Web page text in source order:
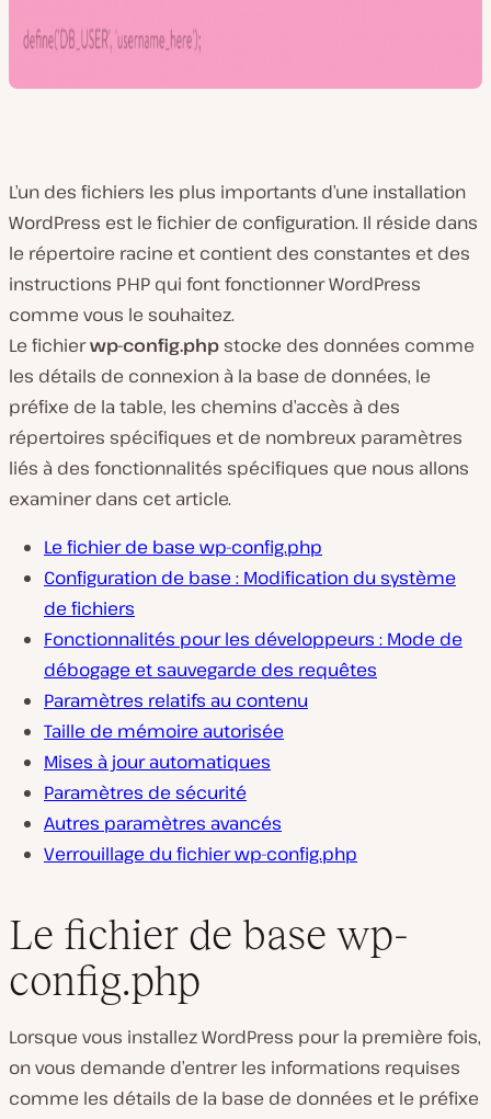
L’un des fichiers les plus importants d’une installation
WordPress est le fichier de configuration. Il réside dans
le répertoire racine et contient des constantes et des
instructions PHP qui font fonctionner WordPress
comme vous le souhaitez.
Le fichierwp-config.php stocke des données comme
les détails de connexion à la base de données, le
préfixe de la table, les chemins d’accès à des
répertoires spécifiques et de nombreux paramètres
liés à des fonctionnalités spécifiques que nous allons
examiner dans cet article.
Le fichier de base wp-config.php
Configuration de base : Modification du système
de fichiers
Fonctionnalités pour les développeurs : Mode de
débogage et sauvegarde des requêtes
Paramètres relatifs au contenu
Taille de mémoire autorisée
Mises à jour automatiques
Paramètres de sécurité
Autres paramètres avancés
Verrouillage du fichier wp-config.php
Le fichier de base wp-
config.php
Lorsque vous installez WordPress pour la première fois,
on vous demande d’entrer les informations requises
comme les détails de la base de données et le préfixe